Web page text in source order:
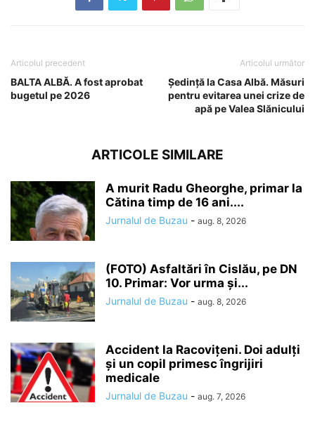
Articolul precedent
BALTA ALBĂ. A fost aprobat
bugetul pe 2026
Articolul următor
Ședință la Casa Albă. Măsuri
pentru evitarea unei crize de
apă pe Valea Slănicului
ARTICOLE SIMILARE
A murit Radu Gheorghe, primar la
Cătina timp de 16 ani....
Jurnalul de Buzau - aug. 8, 2026
(FOTO) Asfaltări în Cislău, pe DN
10. Primar: Vor urma și...
Jurnalul de Buzau - aug. 8, 2026
Accident la Racovițeni. Doi adulți
și un copil primesc îngrijiri
medicale
Jurnalul de Buzau - aug. 7, 2026